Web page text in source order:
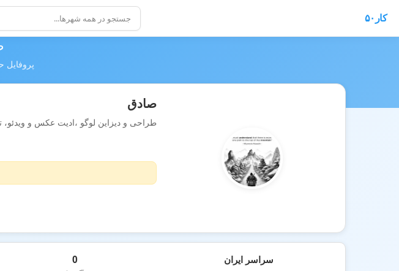
کار۵۰
پروفایل
صادق
طراحی و دیزاین لوگو ،ادیت عکس و ویدئو،
سراسر ایران 0